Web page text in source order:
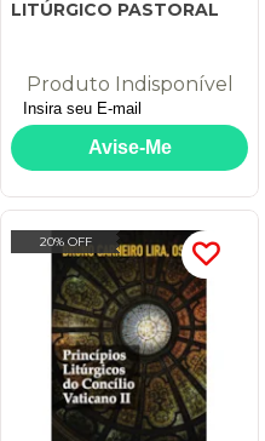
LITÚRGICO PASTORAL
Produto Indisponível
20% OFF